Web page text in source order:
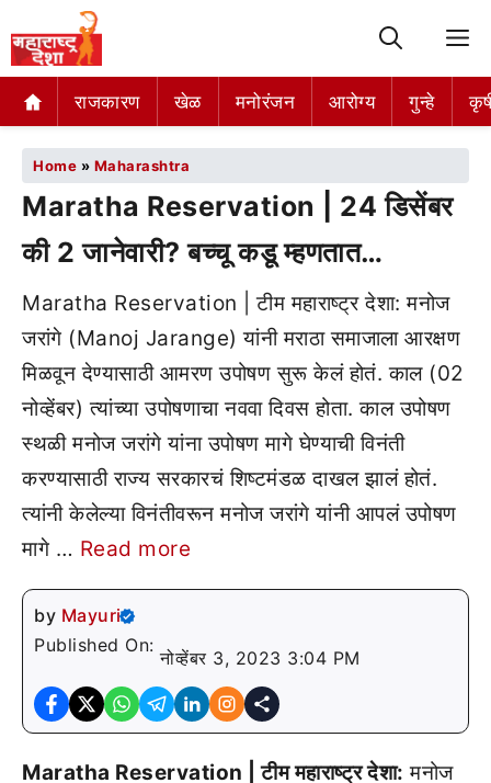
राजकारण खेळ मनोरंजन आरोग्य गुन्हे
Home » Maharashtra
Maratha Reservation | 24 डिसेंबर
की 2 जानेवारी? बच्चू कडू म्हणतात…
Maratha Reservation | टीम महाराष्ट्र देशा: मनोज
जरांगे (Manoj Jarange) यांनी मराठा समाजाला आरक्षण
मिळवून देण्यासाठी आमरण उपोषण सुरू केलं होतं. काल (02
नोव्हेंबर) त्यांच्या उपोषणाचा नववा दिवस होता. काल उपोषण
स्थळी मनोज जरांगे यांना उपोषण मागे घेण्याची विनंती
करण्यासाठी राज्य सरकारचं शिष्टमंडळ दाखल झालं होतं.
त्यांनी केलेल्या विनंतीवरून मनोज जरांगे यांनी आपलं उपोषण
मागे … Read more
by Mayuri
Published On:
नोव्हेंबर 3, 2023 3:04 PM
Maratha Reservation | टीम महाराष्ट्र देशा: मनोज